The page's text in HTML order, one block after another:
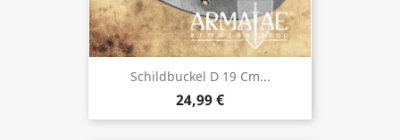
Schildbuckel D 19 Cm...
24,99 €